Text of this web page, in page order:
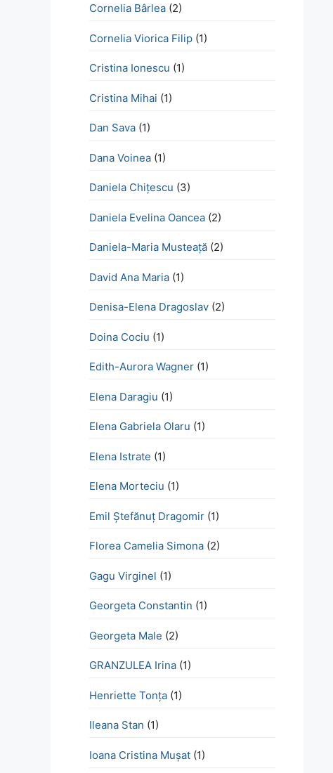
Cornelia Bârlea (2)
Cornelia Viorica Filip (1)
Cristina Ionescu (1)
Cristina Mihai (1)
Dan Sava (1)
Dana Voinea (1)
Daniela Chițescu (3)
Daniela Evelina Oancea (2)
Daniela-Maria Musteață (2)
David Ana Maria (1)
Denisa-Elena Dragoslav (2)
Doina Cociu (1)
Edith-Aurora Wagner (1)
Elena Daragiu (1)
Elena Gabriela Olaru (1)
Elena Istrate (1)
Elena Morteciu (1)
Emil Ștefănuț Dragomir (1)
Florea Camelia Simona (2)
Gagu Virginel (1)
Georgeta Constantin (1)
Georgeta Male (2)
GRANZULEA Irina (1)
Henriette Tonţa (1)
Ileana Stan (1)
Ioana Cristina Mușat (1)